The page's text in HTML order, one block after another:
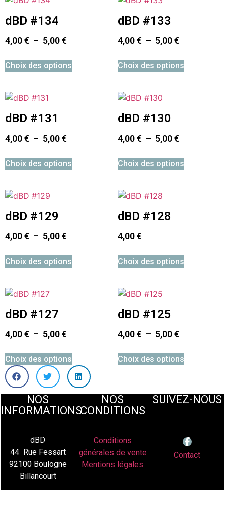
dBD #134
4,00€ – 5,00€
Choix des options
dBD #133
4,00€ – 5,00€
Choix des options
dBD #131
4,00€ – 5,00€
Choix des options
dBD #130
4,00€ – 5,00€
Choix des options
dBD #129
4,00€ – 5,00€
Choix des options
dBD #128
4,00€
Choix des options
dBD #127
4,00€ – 5,00€
Choix des options
dBD #125
4,00€ – 5,00€
Choix des options
NOS
INFORMATIONS
dBD
44 Rue Fessart
92100 Boulogne
Billancourt
NOS
CONDITIONS
Conditions
générales de vente
Mentions légales
SUIVEZ-NOUS
Contact